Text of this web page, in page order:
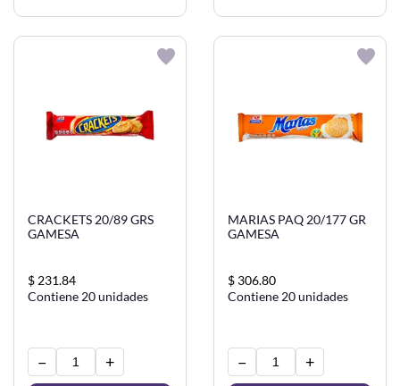
CARRITO CARRITO
CRACKETS 20/89 GRS
GAMESA
$ 231.84
Contiene 20 unidades
− +
MARIAS PAQ 20/177 GR
GAMESA
$ 306.80
Contiene 20 unidades
− +